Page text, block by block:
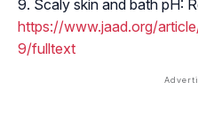
Scaly skin and bath pH:
https://www.jaad.org/
9/fulltext